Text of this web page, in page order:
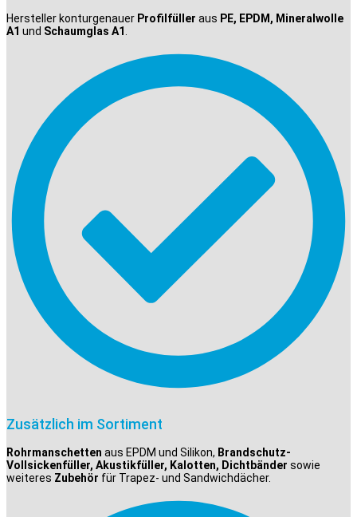
Hersteller konturgenauer Profilfüller aus PE, EPDM, Mineralwolle
A1 und Schaumglas A1
Zusätzlich im Sortiment
Rohrmanschetten aus EPDM und Silikon, Brandschutz-
Vollsickenfüller, Akustikfüller, Kalotten, Dichtbänder sowie
weiteres Zubehör für Trapez- und Sandwichdächer.